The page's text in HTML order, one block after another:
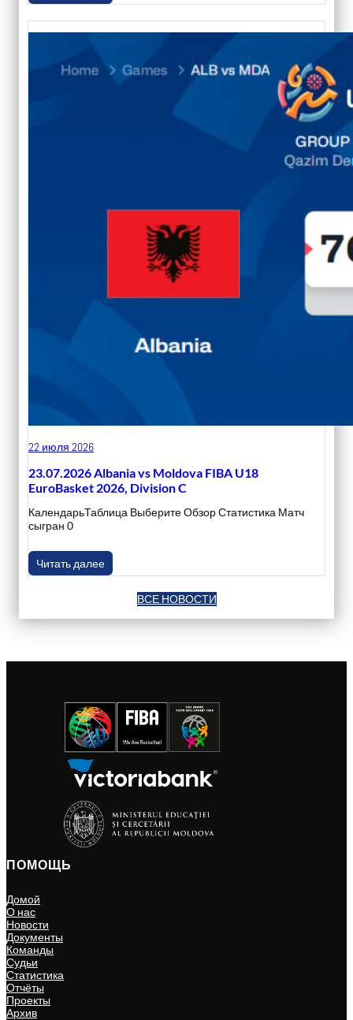
22 июля 2026
23.07.2026 Albania vs Moldova FIBA U18
EuroBasket 2026, Division C
КалендарьТаблица Выберите Обзор Статистика Матч
сыгран 0
Читать далее
ВСЕ НОВОСТИ
ПОМОЩЬ
Домой
О нас
Новости
Документы
Команды
Судьи
Статистика
Отчёты
Проекты
Архив